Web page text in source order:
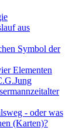
aus
Symbol der
Elementen
- oder was
(Karten)?